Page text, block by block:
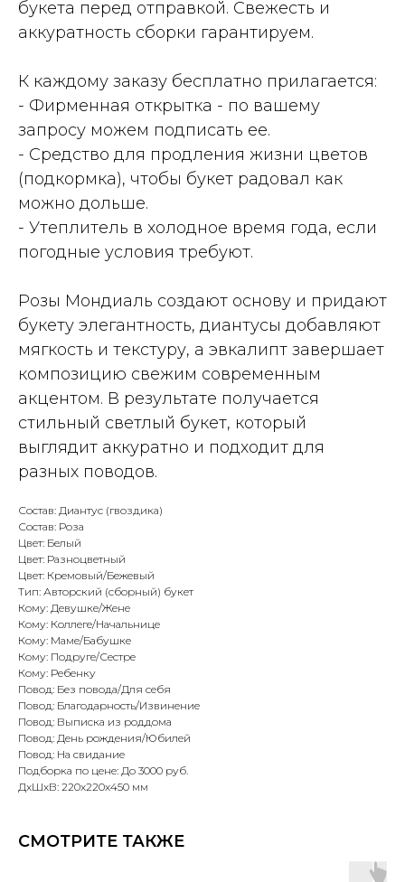
букета перед отправкой. Свежесть и
аккуратность сборки гарантируем.
К каждому заказу бесплатно прилагается:
- Фирменная открытка - по вашему
запросу можем подписать ее.
- Средство для продления жизни цветов
(подкормка), чтобы букет радовал как
можно дольше.
- Утеплитель в холодное время года, если
погодные условия требуют.
Розы Мондиаль создают основу и придают
букету элегантность, диантусы добавляют
мягкость и текстуру, а эвкалипт завершает
композицию свежим современным
акцентом. В результате получается
стильный светлый букет, который
выглядит аккуратно и подходит для
разных поводов.
Состав: Диантус (гвоздика)
Состав: Роза
Цвет: Белый
Цвет: Разноцветный
Цвет: Кремовый/Бежевый
Тип: Авторский (сборный) букет
Кому: Девушке/Жене
Кому: Коллеге/Начальнице
Кому: Маме/Бабушке
Кому: Подруге/Сестре
Кому: Ребенку
Повод: Без повода/Для себя
Повод: Благодарность/Извинение
Повод: Выписка из роддома
Повод: День рождения/Юбилей
Повод: На свидание
Подборка по цене: До 3000 руб.
ДxШxВ: 220x220x450 мм
СМОТРИТЕ ТАКЖЕ